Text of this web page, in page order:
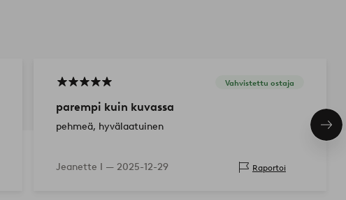
Vahvistettu ostaja
parempi kuin kuvassa
pehmeä, hyvälaatuinen
Jeanette I — 2025-12-29 Raportoi